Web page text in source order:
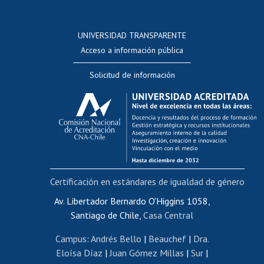
Evaluación docente
Calificación académica
Postulación al AUCAI
Funcionarias/os
Cursos internos de capacitación
Bienestar del personal
Portal de movilidad interna
Certificado de renta
Certificado de renta honorarios
Editar páginas blancas
UNIVERSIDAD TRANSPARENTE
Acceso a información pública
Solicitud de información
Av. Libertador Bernardo O'Higgins 1058,
Santiago de Chile, Casa Central
Campus: Andrés Bello | Beauchef| Dra.
Eloísa Díaz |Juan Gómez Millas | Sur |
Certificación en estándares de igualdad de género